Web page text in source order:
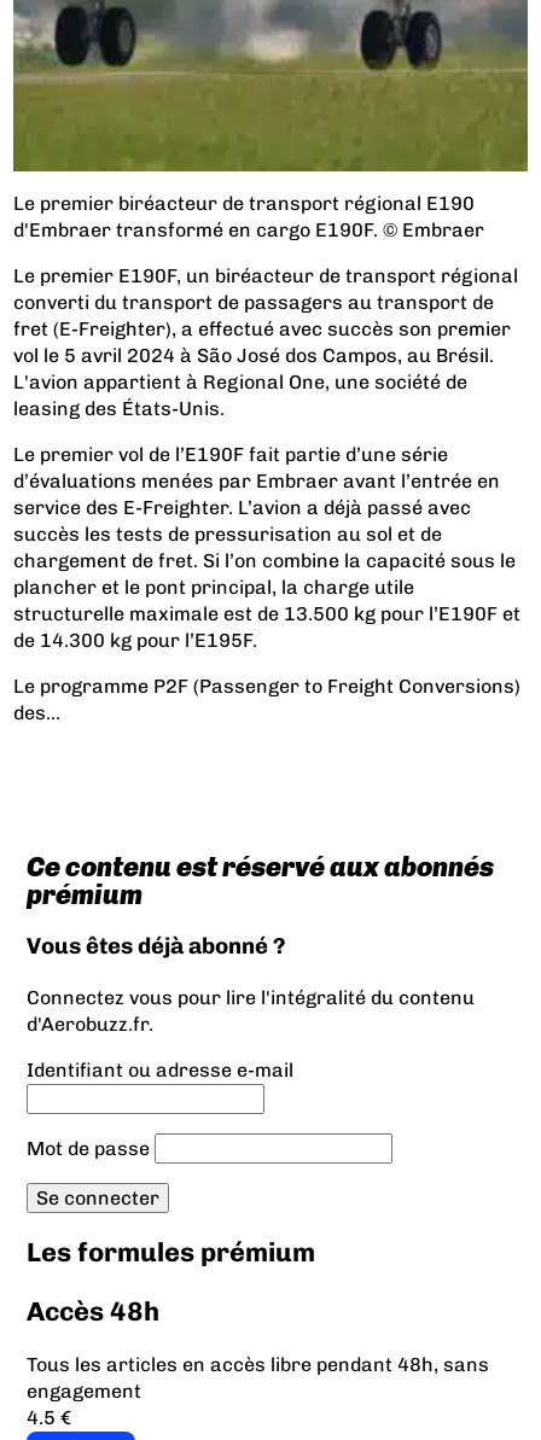
Le premier biréacteur de transport régional E190
d'Embraer transformé en cargo E190F. © Embraer
Le premier E190F, un biréacteur de transport régional
converti du transport de passagers au transport de
fret (E-Freighter), a effectué avec succès son premier
vol le 5 avril 2024 à São José dos Campos, au Brésil.
L'avion appartient à Regional One, une société de
leasing des États-Unis.
Le premier vol de l’E190F fait partie d’une série
d’évaluations menées par Embraer avant l’entrée en
service des E-Freighter. L’avion a déjà passé avec
succès les tests de pressurisation au sol et de
chargement de fret. Si l’on combine la capacité sous le
plancher et le pont principal, la charge utile
structurelle maximale est de 13.500 kg pour l’E190F et
de 14.300 kg pour l’E195F.
Le programme P2F (Passenger to Freight Conversions)
des...
Ce contenu est réservé aux abonnés
prémium
Vous êtes déjà abonné ?
Connectez vous pour lire l'intégralité du contenu
d'Aerobuzz.fr.
Identifiant ou adresse e-mail
Mot de passe
Les formules prémium
Accès 48h
Tous les articles en accès libre pendant 48h, sans
engagement
4.5 €